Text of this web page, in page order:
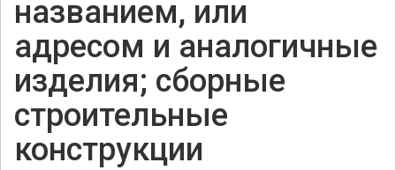
названием, или
адресом и аналогичные
изделия; сборные
строительные
конструкции